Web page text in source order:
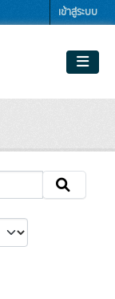
เข้าสู่ระบบ